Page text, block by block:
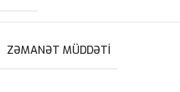
ZƏMANƏT MÜDDƏTI